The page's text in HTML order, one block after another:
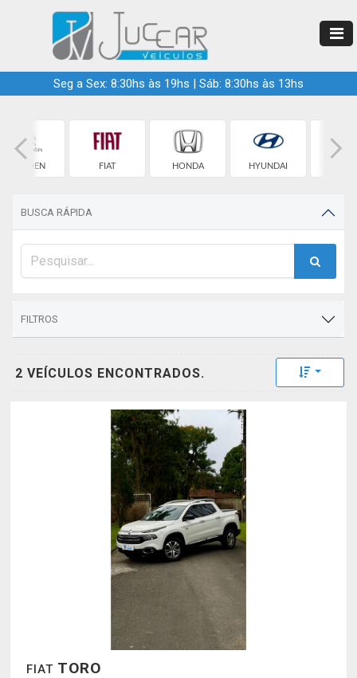
Seg a Sex: 8:30hs às 19hs | Sáb: 8:30hs às 13hs
CITROEN FIAT HONDA HYUNDAI
BUSCA RÁPIDA
FILTROS
2 VEÍCULOS ENCONTRADOS. Toggle
FIAT TORO